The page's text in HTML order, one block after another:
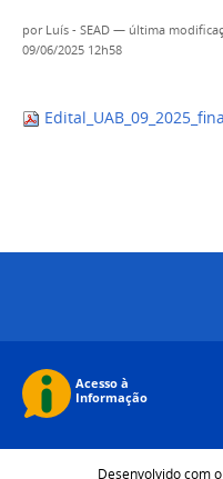
por Luís - SEAD — última
09/06/2025 12h58
Desenvolvido com